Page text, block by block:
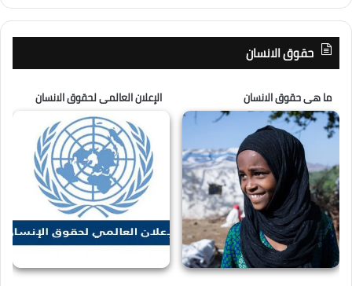
حقوق الانسان
ما هى حقوق الانسان الإعلان العالمى لحقوق الانسان